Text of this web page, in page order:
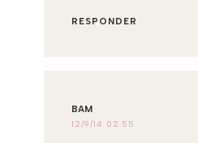
RESPONDER
BAM
12/9/14 02:55